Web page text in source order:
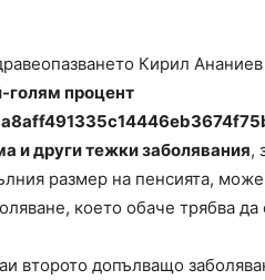
Кирил
голям процент
и други тежки заболявания,
размер на пенсията,
което обаче трябва
второто допълващо